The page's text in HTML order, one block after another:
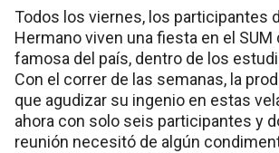
Todos los viernes, los participantes
Hermano viven una fiesta en el SUM
famosa del país, dentro de los
Con el correr de las semanas, la
que agudizar su ingenio en estas
ahora con solo seis participantes y
reunión necesitó de algún